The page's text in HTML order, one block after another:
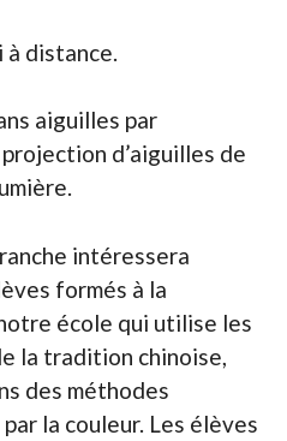
à distance.
aiguilles par
d’aiguilles de
intéressera
formés à la
école qui utilise les
la tradition chinoise,
des méthodes
la couleur. Les élèves